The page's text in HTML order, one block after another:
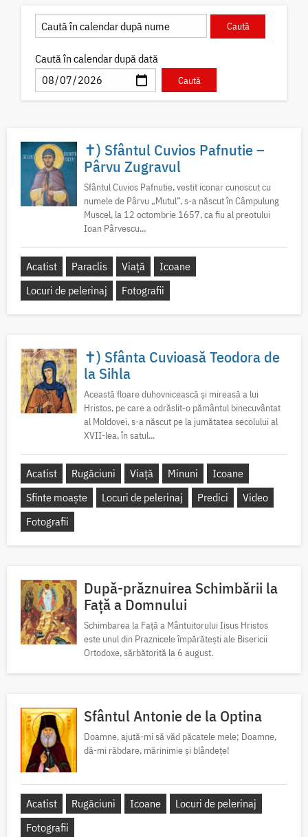
Caută în calendar după dată
✝) Sfântul Cuvios Pafnutie –
Pârvu Zugravul
Sfântul Cuvios Pafnutie, vestit iconar cunoscut cu
numele de Pârvu „Mutul”, s-a născut în Câmpulung
Muscel, la 12 octombrie 1657, ca fiu al preotului
Ioan Pârvescu...
Acatist Paraclis Viață
Icoane
Locuri de pelerinaj
Fotografii
✝) Sfânta Cuvioasă Teodora de
la Sihla
Această floare duhovnicească și mireasă a lui
Hristos, pe care a odrăslit-o pământul binecuvântat
al Moldovei, s-a născut pe la jumătatea secolului al
XVII-lea, în satul...
Acatist Rugăciuni Viață Minuni
Icoane
Sfinte moaște
Locuri de pelerinaj Predici
Video
Fotografii
După-prăznuirea Schimbării la
Față a Domnului
Schimbarea la Față a Mântuitorului Iisus Hristos
este unul din Praznicele împărătești ale Bisericii
Ortodoxe, sărbătorită la 6 august.
Sfântul Antonie de la Optina
Doamne, ajută-mi să văd păcatele mele; Doamne,
dă-mi răbdare, mărinimie şi blândeţe!
Acatist Rugăciuni Icoane
Locuri de pelerinaj
Fotografii